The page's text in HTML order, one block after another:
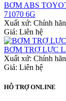
BƠM ABS
71070 6G
Xuất xứ: Chính
Giá: Liên hệ
BƠM TRỢ LỰC
Xuất xứ: Chính
Giá: Liên hệ
HỖ TRỢ ONLINE